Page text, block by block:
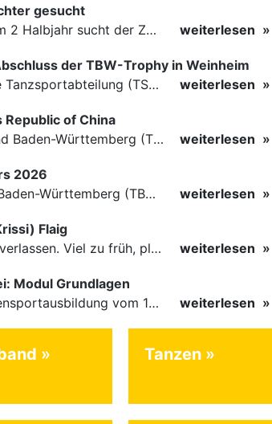
gesucht
Für einige nachgemeldete Turniere im 2 Halbjahr sucht der ZWE noch Wertungsrichter.
weiterlesen
der TBW-Trophy in Weinheim
Am 18. und 19. Juli 2026 richtete die Tanzsportabteilung (TSA) der TSG 1862 Weinheim das Abschlussturnier der diesjährigen TBW-Trophy-Serie aus. Zum traditionellen Saisonfinale kamen rund 400 Starts über…
weiterlesen
Republic of China
Die Paare aus dem Tanzsportverband Baden-Württemberg (TBW) haben beim hochklassig besetzten WDSF GrandSlam im chinesischen Nanjing wieder einmal auf internationalem Top-Niveau geglänzt. Das…
weiterlesen
2026
Die Paare des Tanzsportverbandes Baden-Württemberg (TBW) glänzten auf dem internationalen Parkett des Vienna Dance Concourse 2026 im Wiener Rathaus mit hervorragenden Platzierungen Ergebnisse unter: …
weiterlesen
Flaig
Ein Engel hat die Bühne des Lebens verlassen. Viel zu früh, plötzlich und für uns alle unfassbar, wurde unsere geliebte Kristina (Krissi) Flaig im Alter von 36 Jahren aus dem Leben gerissen. Das Tanzen…
weiterlesen
Modul Grundlagen
Für das Modul Grundlagen der Breitensportausbildung vom 10. bis 13. September an der Landessportschule Albstadt sind noch Plätze frei. Das Modul kann auch für den Lizenzerhalt (30 LE fachlich) genutzt…
weiterlesen
Tanzen